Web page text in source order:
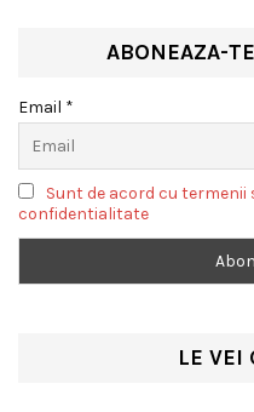
ABONEAZA-
Email *
Sunt de acord cu
confidentialitate
LE VEI